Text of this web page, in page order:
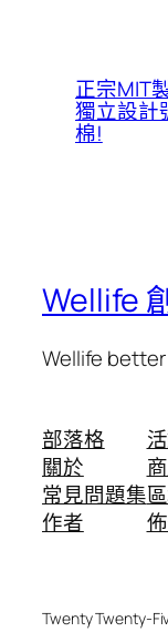
正宗MIT
獨立設計
棉!
Wellife
Wellife
部落格
關於
常見問題集
作者
Twenty Twenty-